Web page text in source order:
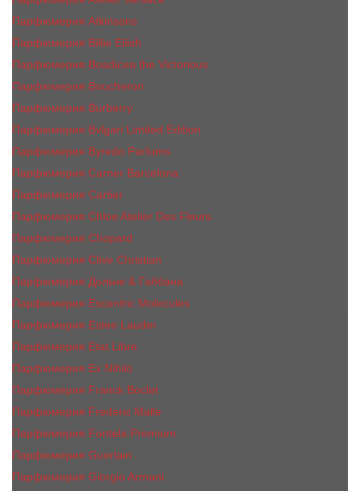
Парфюмерия Atkinsons
Парфюмерия Billie Eilish
Парфюмерия Boadicea the Victorious
Парфюмерия Boucheron
Парфюмерия Burberry
Парфюмерия Bvlgari Limited Edition
Парфюмерия Byredo Parfums
Парфюмерия Carner Barcelona
Парфюмерия Cartier
Парфюмерия Chloe Atelier Des Fleurs
Парфюмерия Сhopard
Парфюмерия Clive Christian
Парфюмерия Дольче & Габбана
Парфюмерия Escentric Molecules
Парфюмерия Estee Lаudеr
Парфюмерия Etat Libre
Парфюмерия Ex Nihilo
Парфюмерия Franck Boclet
Парфюмерия Frеderic Mаlle
Парфюмерия Fontela Premium
Парфюмерия Guerlain
Парфюмерия Giorgio Armani